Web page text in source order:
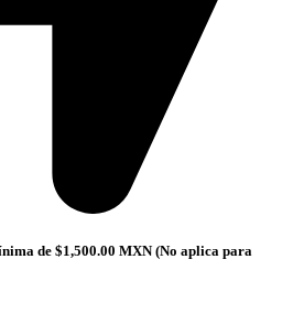
de $1,500.00 MXN (No aplica para